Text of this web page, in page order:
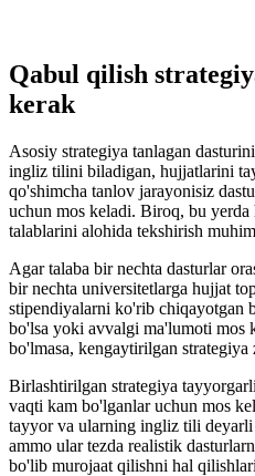
Qabul qilish
kerak
Asosiy strategiya tanlagan
ingliz tilini biladigan, hujjatlarini
qo'shimcha tanlov jarayonisiz
uchun mos keladi. Biroq, bu
talablarini alohida tekshirish
Agar talaba bir nechta dasturlar
bir nechta universitetlarga hujjat
stipendiyalarni ko'rib chiqayotgan
bo'lsa yoki avvalgi ma'lumoti mos
bo'lmasa, kengaytirilgan strategiya
Birlashtirilgan strategiya
vaqti kam bo'lganlar uchun mos
tayyor va ularning ingliz tili deyarli
ammo ular tezda realistik
bo'lib murojaat qilishni hal